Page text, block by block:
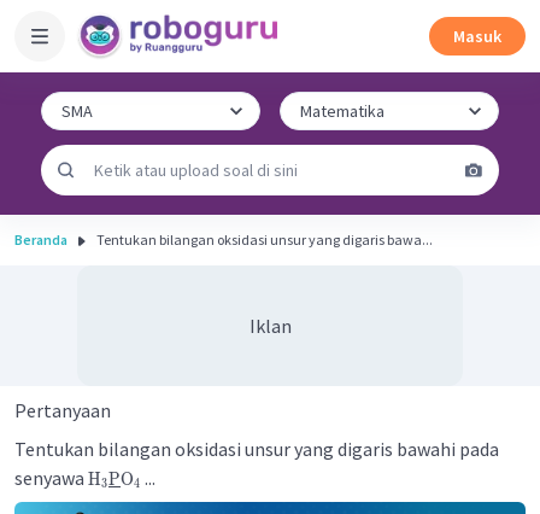
Masuk
Beranda Tentukan bilangan oksidasi unsur yang digaris bawa...
Iklan
Pertanyaan
Tentukan bilangan oksidasi unsur yang digaris bawahi pada
senyawa H3PO4 ...